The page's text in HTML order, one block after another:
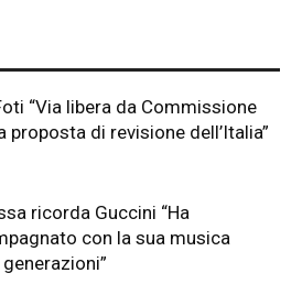
“Via libera da Commissione
proposta di revisione dell’Italia”
ricorda Guccini “Ha
con la sua musica